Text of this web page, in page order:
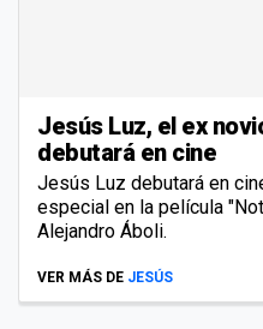
Jesús Luz, el ex
debutará en cine
Jesús Luz debutará en
especial en la película
Alejandro Áboli.
VER MÁS DE JESÚS